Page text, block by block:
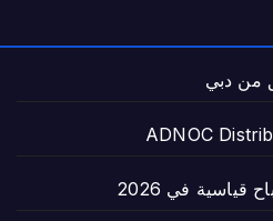
من دبي
ADNOC
في 2026